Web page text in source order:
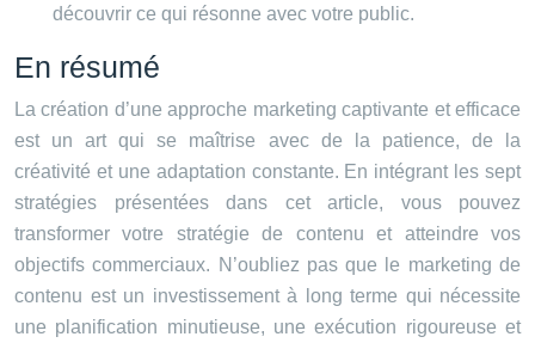
découvrir ce qui résonne avec votre public.
En résumé
La création d’une approche marketing captivante et efficace
est un art qui se maîtrise avec de la patience, de la
créativité et une adaptation constante. En intégrant les sept
stratégies présentées dans cet article, vous pouvez
transformer votre stratégie de contenu et atteindre vos
objectifs commerciaux. N’oubliez pas que le marketing de
contenu est un investissement à long terme qui nécessite
une planification minutieuse, une exécution rigoureuse et